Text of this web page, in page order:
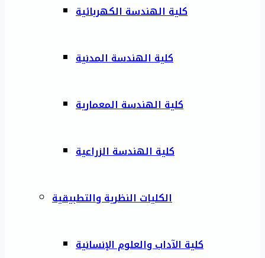
كلية الهندسة الكهربائية
كلية الهندسة المدنية
كلية الهندسة المعمارية
كلية الهندسة الزراعية
الكليات النظرية والتطبيقية
كلية الآداب والعلوم الإنسانية